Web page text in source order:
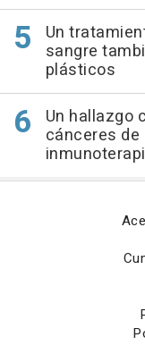
Un
sangre
plásticos
Un hallazgo
cánceres